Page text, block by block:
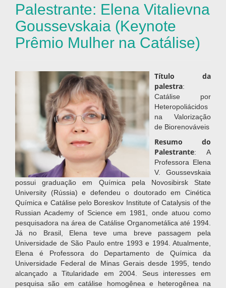
Palestrante: Elena Vitalievna
Goussevskaia (Keynote
Prêmio Mulher na Catálise)
Título da
palestra:
Catálise por
Heteropoliácidos
na Valorização
de Biorenováveis
Resumo do
Palestrante: A
Professora Elena
V. Goussevskaia
possui graduação em Química pela Novosibirsk State
University (Rússia) e defendeu o doutorado em Cinética
Química e Catálise pelo Boreskov Institute of Catalysis of the
Russian Academy of Science em 1981, onde atuou como
pesquisadora na área de Catálise Organometálica até 1994.
Já no Brasil, Elena teve uma breve passagem pela
Universidade de São Paulo entre 1993 e 1994. Atualmente,
Elena é Professora do Departamento de Química da
Universidade Federal de Minas Gerais desde 1995, tendo
alcançado a Titularidade em 2004. Seus interesses em
pesquisa são em catálise homogênea e heterogênea na